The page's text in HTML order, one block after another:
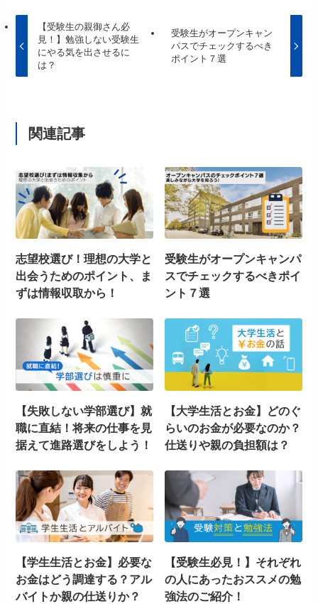
【受験生の親御さん必
見！】勉強しない受験生
にやる気を出させるに
は？
受験生がオープンキャン
パスでチェックするべき
ポイント７選
関連記事
志望校選び！理想の大学と
出会うためのポイント、ま
ずは情報収取から！
受験生がオープンキャンパ
スでチェックするべきポイ
ント７選
【失敗しない学部選び】就
職に直結！将来の仕事を見
据えて進路選びをしよう！
【大学生活とお金】どのぐ
らいのお金が必要なのか？
仕送りや親の負担額は？
【学生生活とお金】必要な
お金はどう調達する？アル
バイトか親の仕送りか？
【受験生必見！】それぞれ
の人にあったおススメの勉
強法のご紹介！